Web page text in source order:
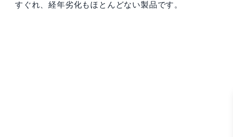
すぐれ、経年劣化もほとんどない製品です。